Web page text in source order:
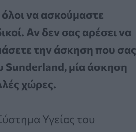
όλοι να ασκούμαστε
Αν δεν σας αρέσει να
την άσκηση που σας
Sunderland, μία άσκηση
χώρες.
Υγείας του